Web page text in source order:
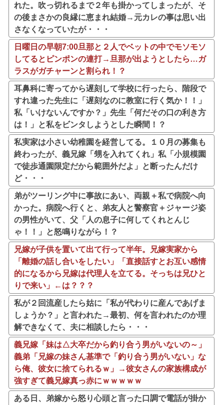
れた。吹っ切れるまで２年も掛かってしまったが、そ
の後まさかの良縁に恵まれ結婚→元カレの事は思い出
さなくなっていたが・・・
日曜日の早朝7:00旦那と２人でベットの中でモソモソ
してるとピンポンの連打→旦那が出ようとしたら…ガ
ラスがガチャーンと割られ！？
耳鼻科に寄ってから遅刻して学校に行ったら、階段で
すれ違った先生に「遅刻なのに教室に行く気か！！」
私「いけないんですか？」先生「何だその口の利き方
は！」と私をビンタしようとした瞬間！？
私実家は小さい幼稚園を経営してる。１０月の募集も
終わったが、義兄嫁「甥を入れてくれ」私「小規模園
で徒歩通園限定だから範囲外だよ」と断ったんだけ
ど・・・
弟がツーリング中に事故にあい、両親＋私で病院へ向
かった。病院へ行くと、弟友人と警察官＋ジャージ姿
の男性がいて、父「人の息子に何してくれとんじ
ゃ！！」と怒鳴りながら！？
兄嫁が子供を置いて出て行って半年。兄嫁実家から
「離婚の話し合いをしたい」「直接話すとお互い感情
的になるから兄嫁は代理人を立てる。そっちは兄ひと
りで来い」←は？？？
私が２回流産したら姑に「私が代わりに産んであげま
しょうか？」と言われた→最初、何を言われたのか理
解できなくて、夫に相談したら・・・
義兄嫁「妹は△大卒だから釣り合う男がいないの～」
義弟「兄嫁の妹さん基準で「釣り合う男がいない」な
ら俺、彼女に捨てられるｗ」→彼女さんの家族構成が
強すぎて義兄嫁真っ赤にｗｗｗｗｗ
ある日、弟嫁から怒り心頭と言った口調で電話が掛か